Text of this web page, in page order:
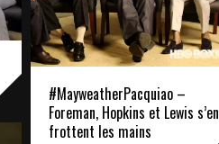
#MayweatherPacquiao –
Foreman, Hopkins et Lewis s’en
frottent les mains